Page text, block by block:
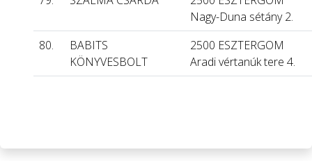
Nagy-Duna sétány 2.
80.
BABITS
KÖNYVESBOLT
2500 ESZTERGOM
Aradi vértanúk tere 4.